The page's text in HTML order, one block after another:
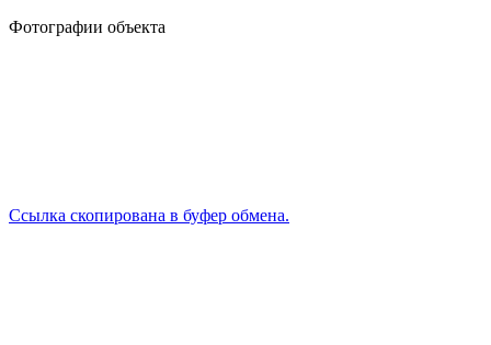
Фотографии объекта
Ссылка скопирована в буфер обмена.